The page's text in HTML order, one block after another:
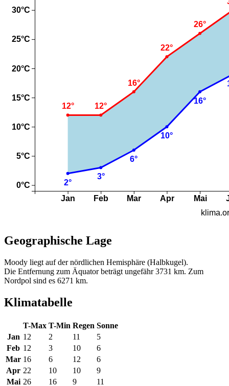
Geographische Lage
Moody liegt auf der nördlichen Hemisphäre (Halbkugel).
Die Entfernung zum Äquator beträgt ungefähr 3731 km. Zum
Nordpol sind es 6271 km.
Klimatabelle
T-Max T-Min Regen Sonne
Jan 12 2 11
5
Feb 12 3 10
6
Mar 16 6 12
6
Apr 22 10 10
9
Mai 26 16 9 11